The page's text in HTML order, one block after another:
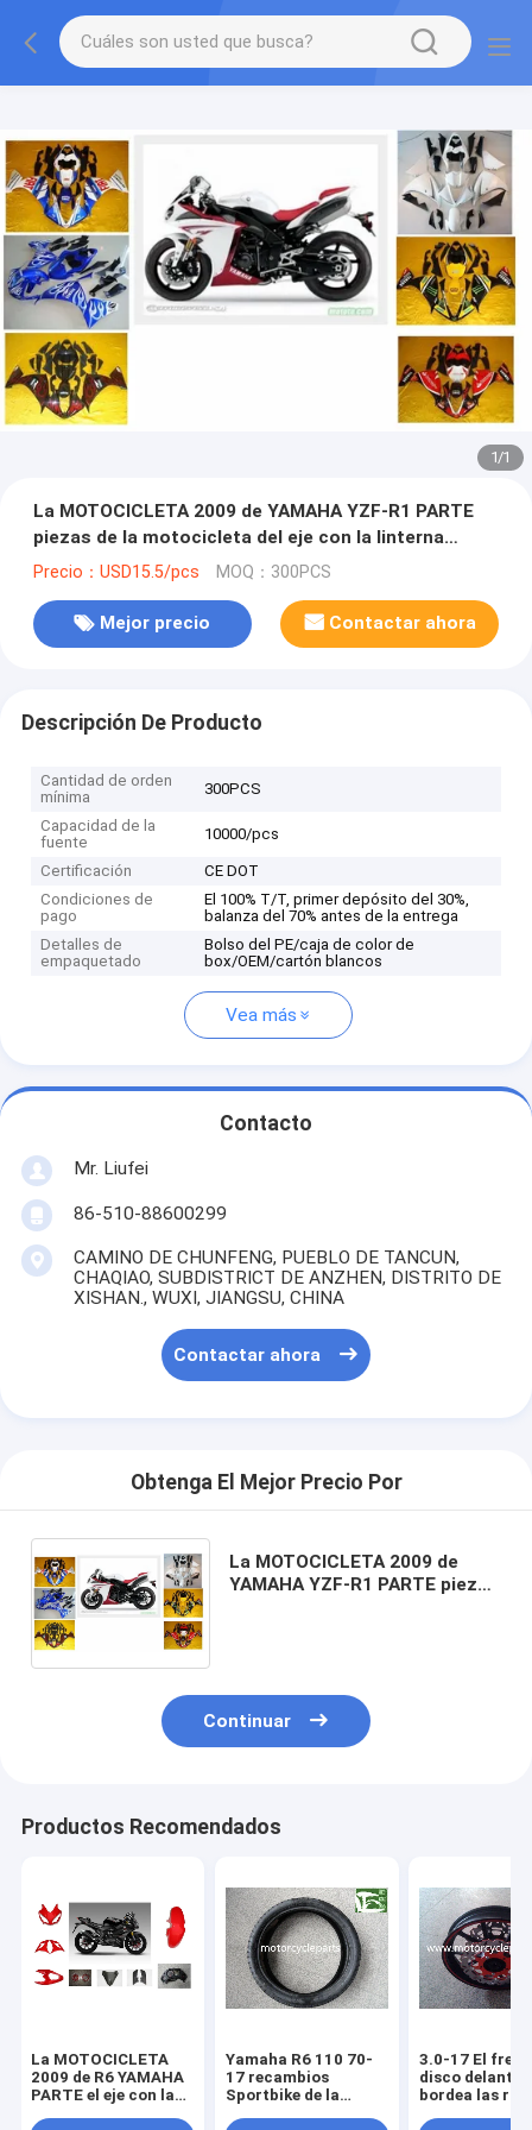
1/1
La MOTOCICLETA 2009 de YAMAHA YZF-R1 PARTE
piezas de la motocicleta del eje con la linterna
plástica del marco
Precio：USD15.5/pcs MOQ：300PCS
Mejor precio Contactar ahora
Descripción De Producto
Cantidad de orden
mínima
300PCS
Capacidad de la
fuente
10000/pcs
Certificación
CE DOT
Condiciones de
pago
El 100% T/T, primer depósito del 30%,
balanza del 70% antes de la entrega
Detalles de
empaquetado
Bolso del PE/caja de color de
box/OEM/cartón blancos
Vea más
Contacto
Mr. Liufei
86-510-88600299
CAMINO DE CHUNFENG, PUEBLO DE TANCUN,
CHAQIAO, SUBDISTRICT DE ANZHEN, DISTRITO DE
XISHAN., WUXI, JIANGSU, CHINA
Contactar ahora
Obtenga El Mejor Precio Por
La MOTOCICLETA 2009 de
YAMAHA YZF-R1 PARTE piezas
Continuar
Productos Recomendados
La MOTOCICLETA
2009 de R6 YAMAHA
PARTE el eje con la
Yamaha R6 110 70-
17 recambios
Sportbike de la
3.0-17 El
disco
bordea las